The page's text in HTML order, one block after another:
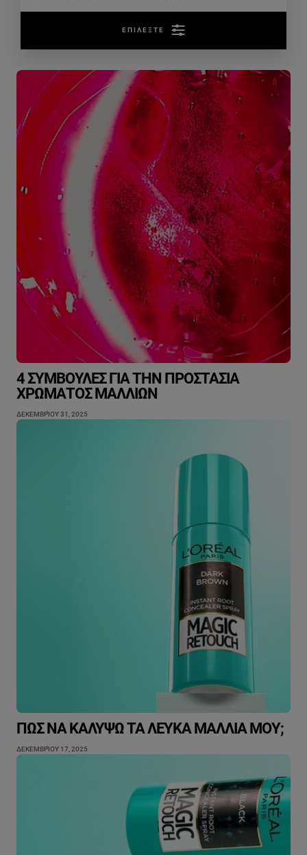
ΕΠΙΛΕΞΤΕ
4 ΣΥΜΒΟΥΛΈΣ ΓΙΑ ΤΗΝ ΠΡΟΣΤΑΣΊΑ
ΧΡΏΜΑΤΟΣ ΜΑΛΛΙΏΝ
ΔΕΚΕΜΒΡΊΟΥ 31, 2025
ΠΏΣ ΝΑ ΚΑΛΎΨΩ ΤΑ ΛΕΥΚΆ ΜΑΛΛΙΆ ΜΟΥ;
ΔΕΚΕΜΒΡΊΟΥ 17, 2025